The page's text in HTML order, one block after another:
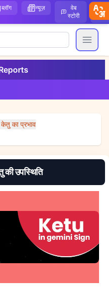
ब्लॉग न्यूज़
वेब
स्टोरी
Open
केतु का प्रभाव
की उपस्थिति